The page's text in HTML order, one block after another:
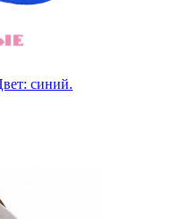
синий.